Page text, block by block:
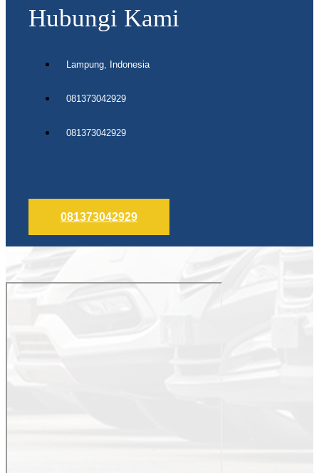
Hubungi Kami
Lampung, Indonesia
081373042929
081373042929
081373042929